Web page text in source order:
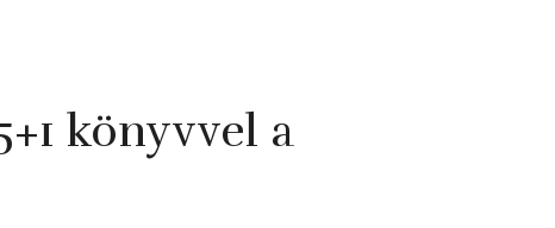
könyvvel a